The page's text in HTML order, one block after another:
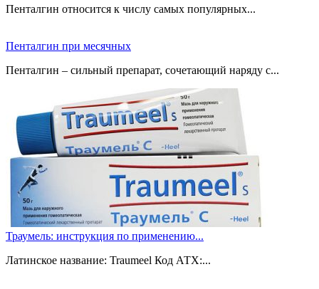
Пенталгин относится к числу самых популярных...
Пенталгин при месячных
Пенталгин – сильный препарат, сочетающий наряду с...
Траумель: инструкция по применению...
Латинское название: Traumeel Код АТХ:...